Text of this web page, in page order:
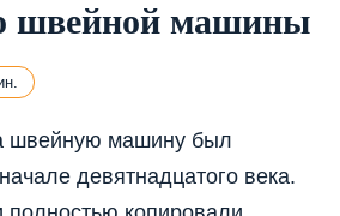
швейной машины
швейную машину был
девятнадцатого века.